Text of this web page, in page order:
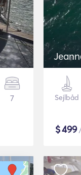
7 Sejlbåd
$499/